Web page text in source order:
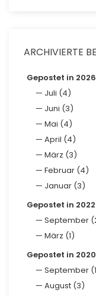
ARCHIVIERTE
Gepostet in
Juli (4)
Juni (3)
Mai (4)
April (4)
März (3)
Februar (4)
Januar (3)
Gepostet in
September
März (1)
Gepostet in
September
August (3)